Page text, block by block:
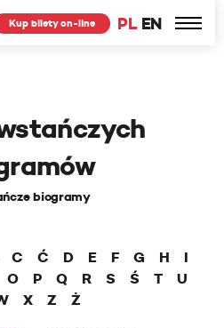
PL EN
Kup bilety on-line
biogramy
C Ć D E F G H
I
O P Q R S Ś T
U
X Z
Ż